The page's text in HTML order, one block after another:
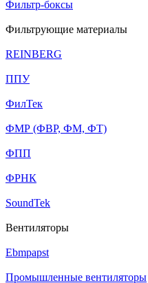
Фильтр-боксы
Фильтрующие материалы
REINBERG
ППУ
ФилТек
ФМР (ФВР, ФМ, ФТ)
ФПП
ФРНК
SoundTek
Вентиляторы
Ebmpapst
Промышленные вентиляторы